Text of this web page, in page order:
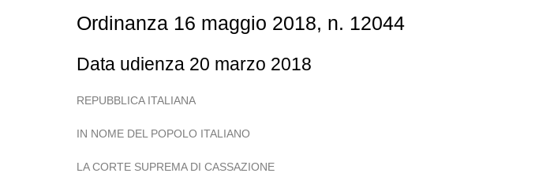
Ordinanza 16 maggio 2018, n. 12044
Data udienza 20 marzo 2018
REPUBBLICA ITALIANA
IN NOME DEL POPOLO ITALIANO
LA CORTE SUPREMA DI CASSAZIONE